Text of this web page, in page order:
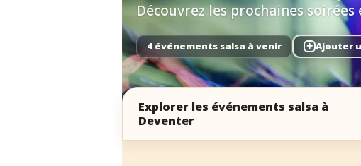
Découvrez les prochaines
4 événements salsa à venir + Ajouter
Explorer les événements salsa à
Deventer